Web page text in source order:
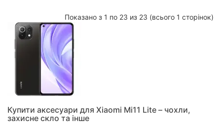
Показано з 1 по 23 из 23 (всього 1 сторінок)
Купити аксесуари для Xiaomi Mi11 Lite – чохли,
захисне скло та інше